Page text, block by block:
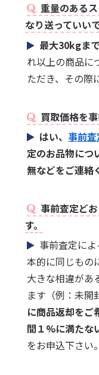
重量のあるス
なり送っていい
最大30kgま
れ以上の商品に
ただき、その際
買取価格を
はい、事前
定のお品物につ
無などをご連絡
事前査定どお
す。
事前査定に
本的に同じもの
大きな相違があ
ます（例：未開
に商品返却をご
間１%に満たな
をお申込下さい。